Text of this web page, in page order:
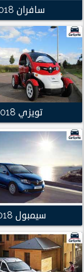
سافران 2018
تويزي 2018
سيمبول 2018